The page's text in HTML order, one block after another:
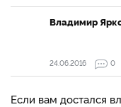
Владимир
24.06.2016
0
Если вам достался